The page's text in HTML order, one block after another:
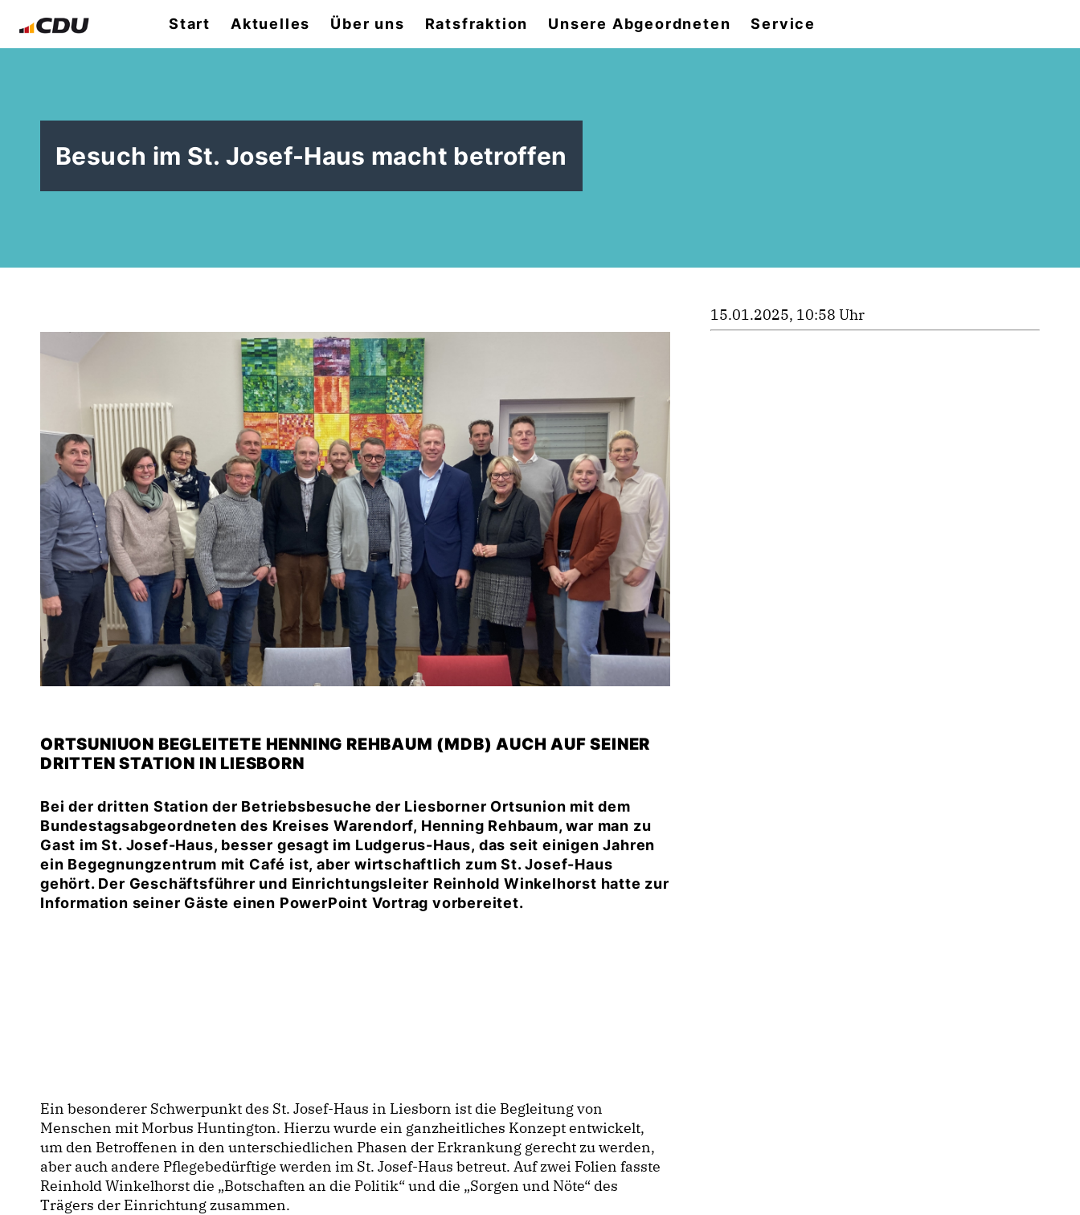
Start Aktuelles Über uns Ratsfraktion Unsere Abgeordneten Service
Besuch im St. Josef-Haus macht betroffen
ORTSUNIUON BEGLEITETE HENNING REHBAUM (MDB) AUCH AUF SEINER
DRITTEN STATION IN LIESBORN
Bei der dritten Station der Betriebsbesuche der Liesborner Ortsunion mit dem
Bundestagsabgeordneten des Kreises Warendorf, Henning Rehbaum, war man zu
Gast im St. Josef-Haus, besser gesagt im Ludgerus-Haus, das seit einigen Jahren
ein Begegnungzentrum mit Café ist, aber wirtschaftlich zum St. Josef-Haus
gehört. Der Geschäftsführer und Einrichtungsleiter Reinhold Winkelhorst hatte zur
Information seiner Gäste einen PowerPoint Vortrag vorbereitet.
Ein besonderer Schwerpunkt des St. Josef-Haus in Liesborn ist die Begleitung von
Menschen mit Morbus Huntington. Hierzu wurde ein ganzheitliches Konzept entwickelt,
um den Betroffenen in den unterschiedlichen Phasen der Erkrankung gerecht zu werden,
aber auch andere Pflegebedürftige werden im St. Josef-Haus betreut. Auf zwei Folien fasste
Reinhold Winkelhorst die „Botschaften an die Politik“ und die „Sorgen und Nöte“ des
Trägers der Einrichtung zusammen.
15.01.2025, 10:58 Uhr